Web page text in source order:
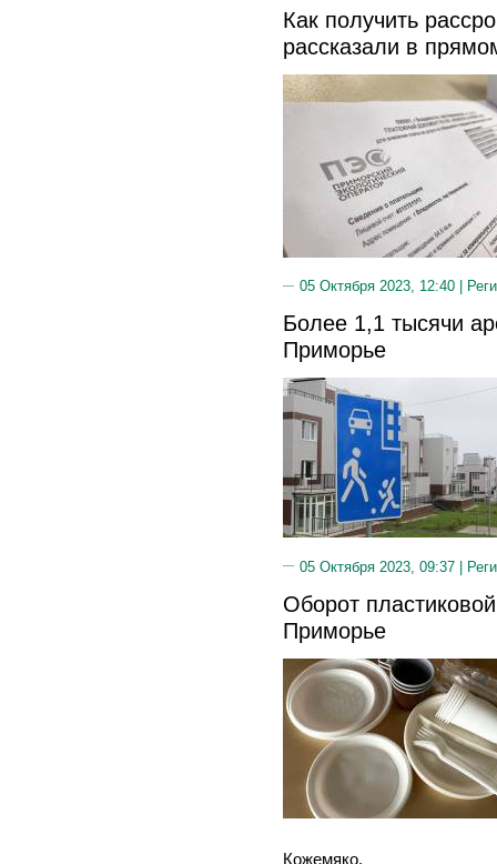
Как получить
рассказали в
05 Октября 2023, 12:40 |
Более 1,1 тысячи
Приморье
05 Октября 2023, 09:37 |
Оборот
Приморье
Кожемяко.